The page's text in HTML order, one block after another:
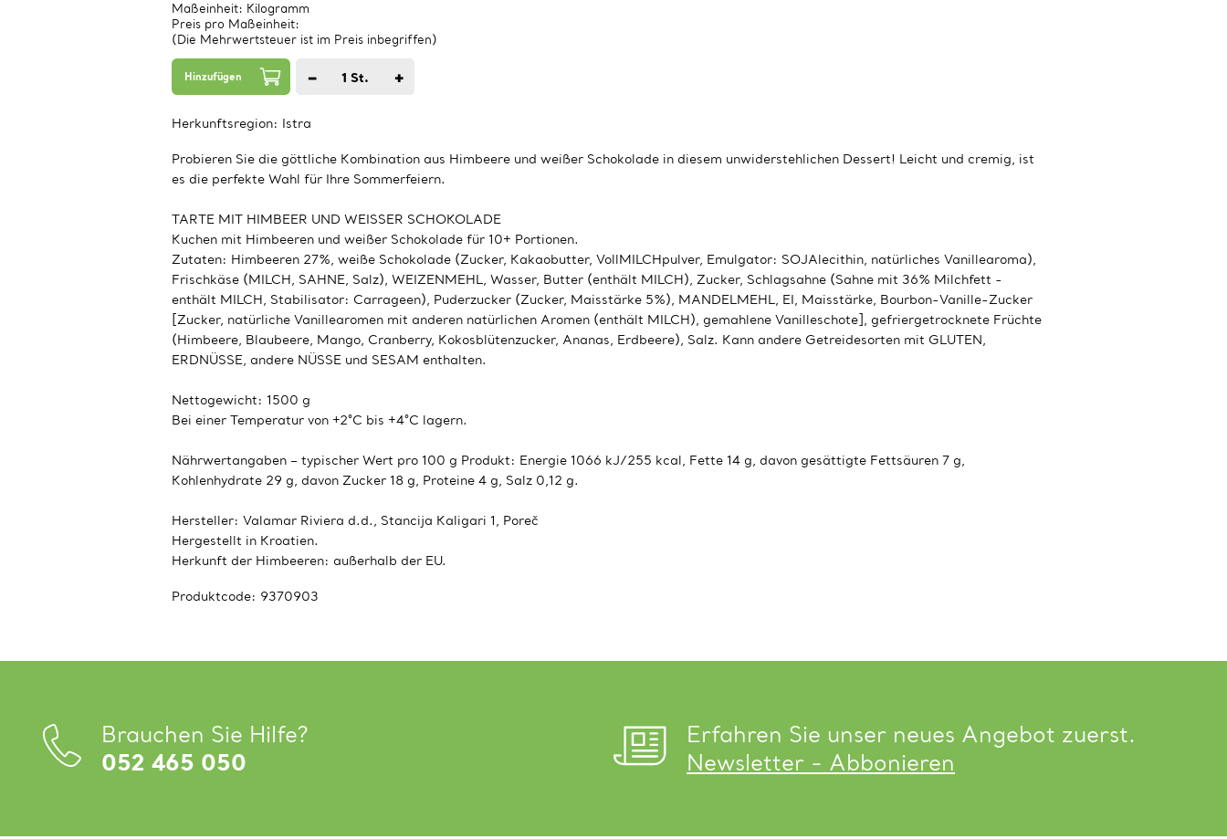
Maßeinheit: Kilogramm
Preis pro Maßeinheit:
(Die Mehrwertsteuer ist im Preis inbegriffen)
Hinzufügen − 1 St. +
Herkunftsregion: Istra
Probieren Sie die göttliche Kombination aus Himbeere und weißer Schokolade in diesem unwiderstehlichen Dessert! Leicht und cremig, ist
es die perfekte Wahl für Ihre Sommerfeiern.
TARTE MIT HIMBEER UND WEISSER SCHOKOLADE
Kuchen mit Himbeeren und weißer Schokolade für 10+ Portionen.
Zutaten: Himbeeren 27%, weiße Schokolade (Zucker, Kakaobutter, VollMILCHpulver, Emulgator: SOJAlecithin, natürliches Vanillearoma),
Frischkäse (MILCH, SAHNE, Salz), WEIZENMEHL, Wasser, Butter (enthält MILCH), Zucker, Schlagsahne (Sahne mit 36​​% Milchfett -
enthält MILCH, Stabilisator: Carrageen), Puderzucker (Zucker, Maisstärke 5%), MANDELMEHL, EI, Maisstärke, Bourbon-Vanille-Zucker
[Zucker, natürliche Vanillearomen mit anderen natürlichen Aromen (enthält MILCH), gemahlene Vanilleschote], gefriergetrocknete Früchte
(Himbeere, Blaubeere, Mango, Cranberry, Kokosblütenzucker, Ananas, Erdbeere), Salz. Kann andere Getreidesorten mit GLUTEN,
ERDNÜSSE, andere NÜSSE und SESAM enthalten.
Nettogewicht: 1500 g
Bei einer Temperatur von +2°C bis +4°C lagern.
Nährwertangaben – typischer Wert pro 100 g Produkt: Energie 1066 kJ/255 kcal, Fette 14 g, davon gesättigte Fettsäuren 7 g,
Kohlenhydrate 29 g, davon Zucker 18 g, Proteine ​​4 g, Salz 0,12 g.
Hersteller: Valamar Riviera d.d., Stancija Kaligari 1, Poreč
Hergestellt in Kroatien.
Herkunft der Himbeeren: außerhalb der EU.
Produktcode: 9370903
Brauchen Sie Hilfe?
052 465 050
Erfahren Sie unser neues Angebot zuerst.
Newsletter - Abbonieren